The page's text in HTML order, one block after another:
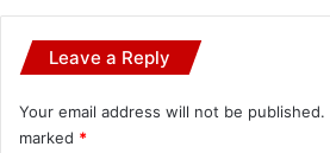
Leave a Reply
Your email address will not be published.
marked *